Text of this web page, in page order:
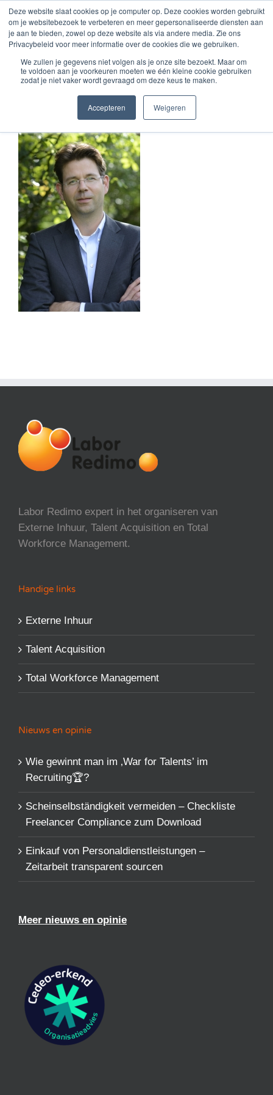
Deze website slaat cookies op je computer op. Deze cookies worden gebruikt
om je websitebezoek te verbeteren en meer gepersonaliseerde diensten aan
je aan te bieden, zowel op deze website als via andere media. Zie ons
Privacybeleid voor meer informatie over de cookies die we gebruiken.
We zullen je gegevens niet volgen als je onze site bezoekt. Maar om
te voldoen aan je voorkeuren moeten we één kleine cookie gebruiken
zodat je niet vaker wordt gevraagd om deze keus te maken.
Accepteren Weigeren
Zum
Inhalt
springen
Corne van der Linde
Labor Redimo expert in het organiseren van
Externe Inhuur, Talent Acquisition en Total
Workforce Management.
Handige links
Externe Inhuur
Talent Acquisition
Total Workforce Management
Nieuws en opinie
Wie gewinnt man im ‚War for Talents’​ im
Recruiting🏆?
Scheinselbständigkeit vermeiden – Checkliste
Freelancer Compliance zum Download
Einkauf von Personaldienstleistungen –
Zeitarbeit transparent sourcen
Meer nieuws en opinie